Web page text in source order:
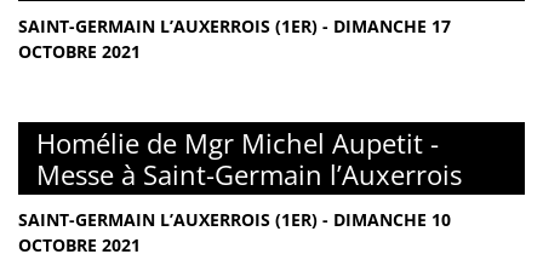
SAINT-GERMAIN L’AUXERROIS (1ER) - DIMANCHE 17
OCTOBRE 2021
Homélie de Mgr Michel Aupetit -
Messe à Saint-Germain l’Auxerrois
SAINT-GERMAIN L’AUXERROIS (1ER) - DIMANCHE 10
OCTOBRE 2021